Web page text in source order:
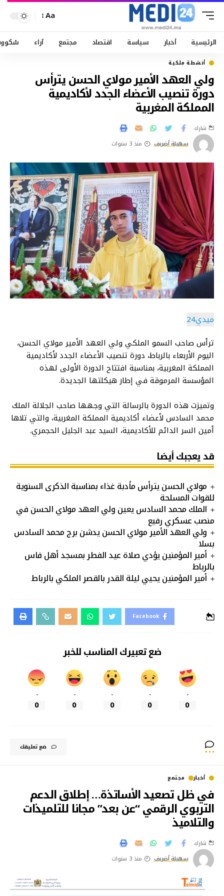
Aa
الرئيسية أخبار سياسة اقتصاد مجتمع آراء
أنشطة ملكية
ولي العهد الأمير مولاي الحسن يترأس
دورة تنصيب الأعضاء الجدد لأكاديمية
المملكة المغربية
سهيلة أضريف منذ 3 سنوات
شارك
ميدي24
ترأس صاحب السمو الملكي ولي العهد الأمير مولاي الحسن،
اليوم الأربعاء بالرباط، دورة تنصيب الأعضاء الجدد لأكاديمية
المملكة المغربية، بمناسبة افتتاح الدورة الأولى لهذه
المؤسسة المرموقة في إطار هيكلتها الجديدة.
وتميزت هذه الدورة بالرسالة التي وجهها صاحب الجلالة الملك
محمد السادس لأعضاء أكاديمية المملكة المغربية، والتي تلاها
أمين السر الدائم للأكاديمية، السيد عبد الجليل الحجمري.
قد يعجبك أيضا
مولاي الحسن يترأس مأدبة غذاء بمناسبة الذكرى السنوية
للقوات المسلحة
الملك محمد السادس يعين ولي العهد مولاي الحسن في
منصب عسكري رفيع
ولي العهد الأمير مولاي الحسن يدشن برج محمد السادس
بسلا
أمير المؤمنين يؤدي صلاة عيد الفطر بمسجد أهل فاس
بالرباط
أمير المؤمنين يحيي ليلة القدر بالقصر الملكي بالرباط
Facebook
ضع تعبيرك المناسب للخبر
-
0
-
0
-
0
-
0
-
0
ضع تعليقك
أخبار مجتمع
في ظل تصعيد الأساتذة… إطلاق الدعم
التربوي الرقمي “عن بعد” مجانا للتلميذات
والتلاميذ
سهيلة أضريف منذ 3 سنوات
شارك